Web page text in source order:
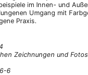
im Innen- und
Umgang mit
Praxis.
Zeichnungen und Fotos
6